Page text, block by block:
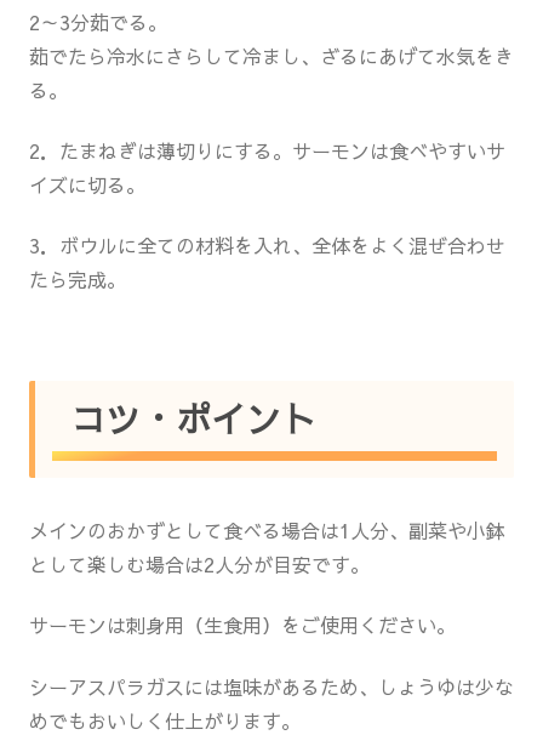
2～3分茹でる。
茹でたら冷水にさらして冷まし、ざるにあげて水気をき
る。
2．たまねぎは薄切りにする。サーモンは食べやすいサ
イズに切る。
3．ボウルに全ての材料を入れ、全体をよく混ぜ合わせ
たら完成。
コツ・ポイント
メインのおかずとして食べる場合は1人分、副菜や小鉢
として楽しむ場合は2人分が目安です。
サーモンは刺身用（生食用）をご使用ください。
シーアスパラガスには塩味があるため、しょうゆは少な
めでもおいしく仕上がります。